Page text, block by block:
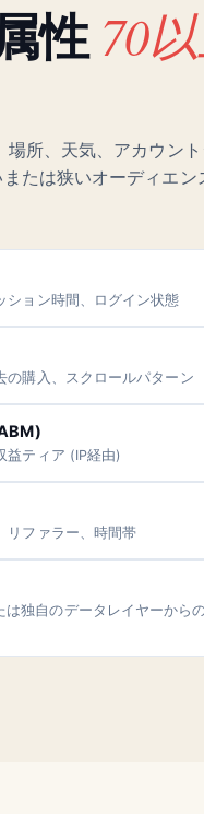
性 70
所、天気、アカウン
たは狭いオーディエ
ション時間、ログイン状態
の購入、スクロールパターン
益ティア (IP経由)
リファラー、時間帯
独自のデータレイヤーから